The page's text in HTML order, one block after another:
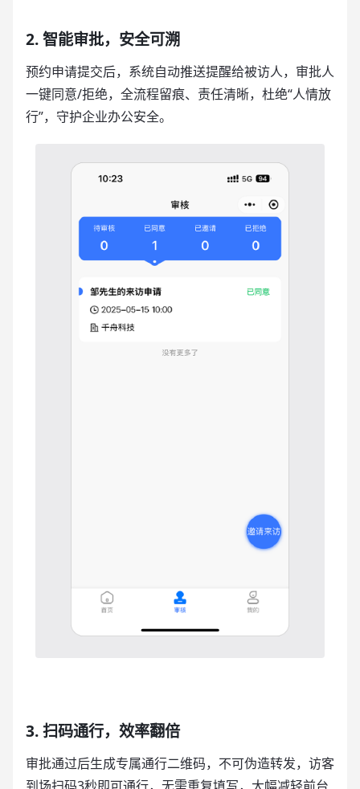
2. 智能审批，安全可溯
预约申请提交后，系统自动推送提醒给被访人，审批人
一键同意/拒绝，全流程留痕、责任清晰，杜绝“人情放
行”，守护企业办公安全。
3. 扫码通行，效率翻倍
审批通过后生成专属通行二维码，不可伪造转发，访客